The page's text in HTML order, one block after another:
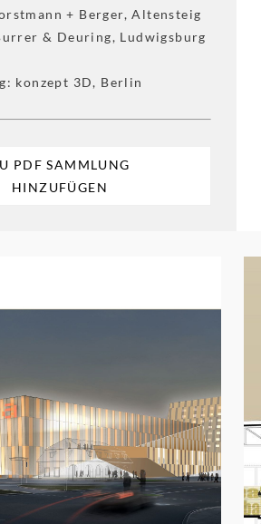
+ Berger, Altensteig
& Deuring, Ludwigsburg
konzept 3D, Berlin
PDF SAMMLUNG
HINZUFÜGEN